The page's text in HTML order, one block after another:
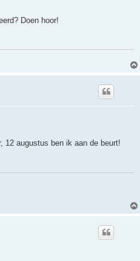
Doen hoor!
12 augustus ben ik aan de beurt!